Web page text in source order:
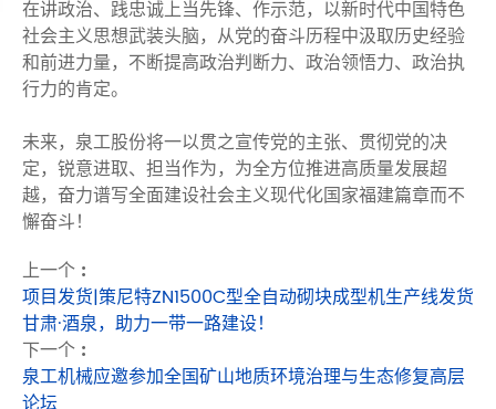
在讲政治、践忠诚上当先锋、作示范，以新时代中国特色
社会主义思想武装头脑，从党的奋斗历程中汲取历史经验
和前进力量，不断提高政治判断力、政治领悟力、政治执
行力的肯定。
未来，泉工股份将一以贯之宣传党的主张、贯彻党的决
定，锐意进取、担当作为，为全方位推进高质量发展超
越，奋力谱写全面建设社会主义现代化国家福建篇章而不
懈奋斗！
上一个 :
项目发货|策尼特ZN1500C型全自动砌块成型机生产线发货
甘肃·酒泉，助力一带一路建设！
下一个 :
泉工机械应邀参加全国矿山地质环境治理与生态修复高层